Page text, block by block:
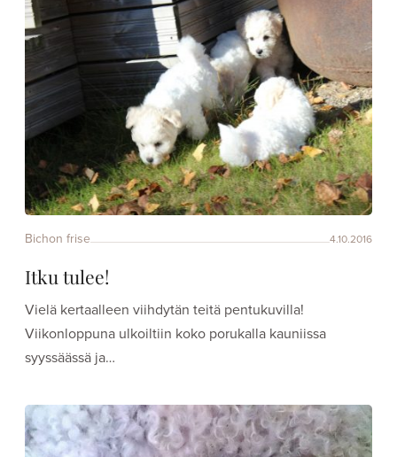
Bichon frise 4.10.2016
Itku tulee!
Vielä kertaalleen viihdytän teitä pentukuvilla!
Viikonloppuna ulkoiltiin koko porukalla kauniissa
syyssäässä ja…